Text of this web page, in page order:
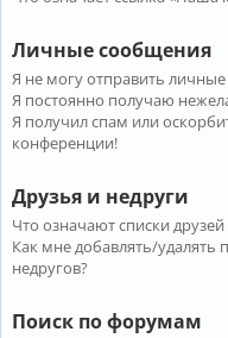
Личные сообщения
Я не могу отправить
Я постоянно получаю
Я получил спам или
конференции!
Друзья и недруги
Что означают списки друзей
Как мне добавлять/удалять
недругов?
Поиск по форумам